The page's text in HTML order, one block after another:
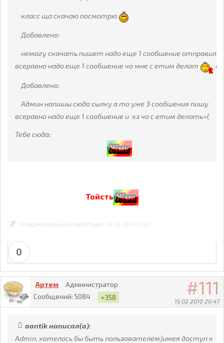
класс ща скачаю посмотрю
Добавлено:
немогу скачать пишет надо еще 1 сообшение отправил
всеравно надо еще 1 сообшение чо мне с етим делат
ь?
Добавлено:
Админ напишы сюда сылку а то уже 3 сообшения пишу
всеравно надо еще 1 сообшение и хз чо с етим делать=(
Тебе сюда:
Тойсть
Отредактировано AngelOfDeath (15.02.2010 20:32)
0
111
15.02.2010 20:47
Артем
Администратор
Сообщений: 5084 +358
aantik написал(а):
Admin, хотелось бы быть пользователем)имея доступ к